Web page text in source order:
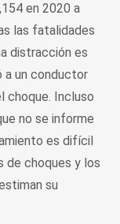
en 2020 a
las fatalidades
distracción es
a un conductor
choque. Incluso
no se informe
es difícil
de choques y los
su